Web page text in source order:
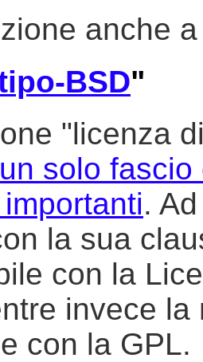
anche
BSD"
"licenza
solo
.
la sua
con la
invece
con la GPL.